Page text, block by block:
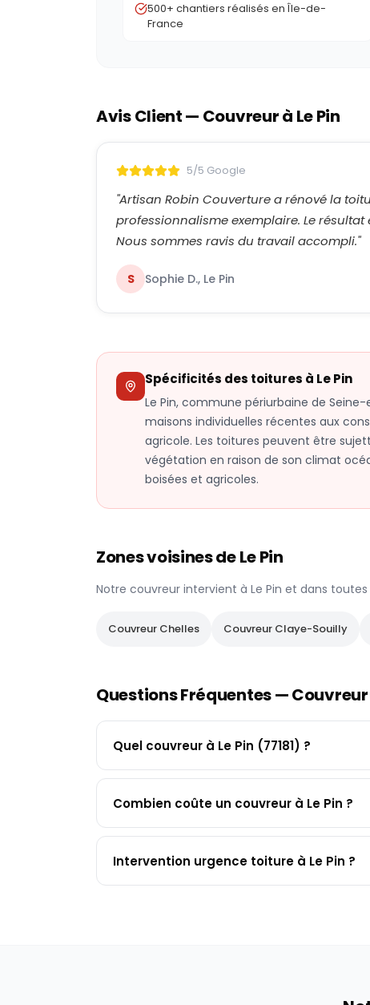
500+ chantiers réalisés en Île-de-
France
Avis Client — Couvreur à Le Pin
5/5 Google
"Artisan Robin Couverture a rénové la
professionnalisme exemplaire. Le
Nous sommes ravis du travail accompli."
S Sophie D., Le Pin
Spécificités des toitures à Le Pin
Le Pin, commune périurbaine de
maisons individuelles récentes aux
agricole. Les toitures peuvent être
végétation en raison de son climat
boisées et agricoles.
Zones voisines deLe Pin
Notre couvreur intervient à Le Pin et dans toutes
Couvreur Chelles Couvreur Claye-Souilly
Questions Fréquentes —
Quel couvreur à Le Pin (77181) ?
Combien coûte un couvreur à Le Pin ?
Intervention urgence toiture à Le Pin ?